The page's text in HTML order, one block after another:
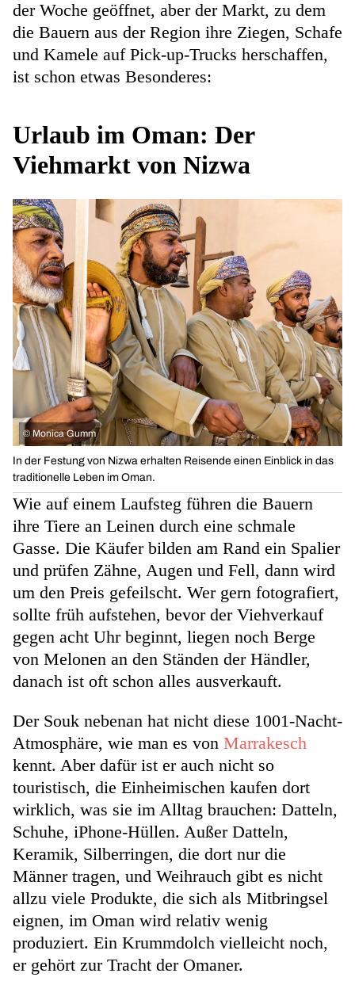
der Woche geöffnet, aber der Markt, zu dem
die Bauern aus der Region ihre Ziegen, Schafe
und Kamele auf Pick-up-Trucks herschaffen,
ist schon etwas Besonderes:
Urlaub im Oman: Der
Viehmarkt von Nizwa
© Monica Gumm
In der Festung von Nizwa erhalten Reisende einen Einblick in das
traditionelle Leben im Oman.
Wie auf einem Laufsteg führen die Bauern
ihre Tiere an Leinen durch eine schmale
Gasse. Die Käufer bilden am Rand ein Spalier
und prüfen Zähne, Augen und Fell, dann wird
um den Preis gefeilscht. Wer gern fotografiert,
sollte früh aufstehen, bevor der Viehverkauf
gegen acht Uhr beginnt, liegen noch Berge
von Melonen an den Ständen der Händler,
danach ist oft schon alles ausverkauft.
Der Souk nebenan hat nicht diese 1001-Nacht-
Atmosphäre, wie man es von Marrakesch
kennt. Aber dafür ist er auch nicht so
touristisch, die Einheimischen kaufen dort
wirklich, was sie im Alltag brauchen: Datteln,
Schuhe, iPhone-Hüllen. Außer Datteln,
Keramik, Silberringen, die dort nur die
Männer tragen, und Weihrauch gibt es nicht
allzu viele Produkte, die sich als Mitbringsel
eignen, im Oman wird relativ wenig
produziert. Ein Krummdolch vielleicht noch,
er gehört zur Tracht der Omaner.